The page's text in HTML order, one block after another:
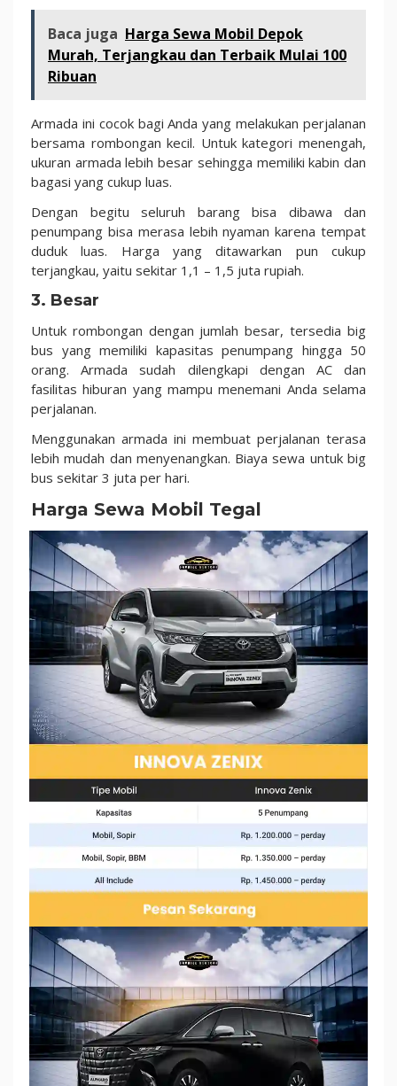
Baca juga Harga Sewa Mobil Depok
Murah, Terjangkau dan Terbaik Mulai 100
Ribuan
Armada ini cocok bagi Anda yang melakukan perjalanan
bersama rombongan kecil. Untuk kategori menengah,
ukuran armada lebih besar sehingga memiliki kabin dan
bagasi yang cukup luas.
Dengan begitu seluruh barang bisa dibawa dan
penumpang bisa merasa lebih nyaman karena tempat
duduk luas. Harga yang ditawarkan pun cukup
terjangkau, yaitu sekitar 1,1 – 1,5 juta rupiah.
3. Besar
Untuk rombongan dengan jumlah besar, tersedia big
bus yang memiliki kapasitas penumpang hingga 50
orang. Armada sudah dilengkapi dengan AC dan
fasilitas hiburan yang mampu menemani Anda selama
perjalanan.
Menggunakan armada ini membuat perjalanan terasa
lebih mudah dan menyenangkan. Biaya sewa untuk big
bus sekitar 3 juta per hari.
Harga Sewa Mobil Tegal